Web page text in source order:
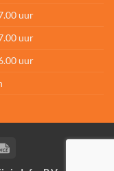
uur
uur
uur